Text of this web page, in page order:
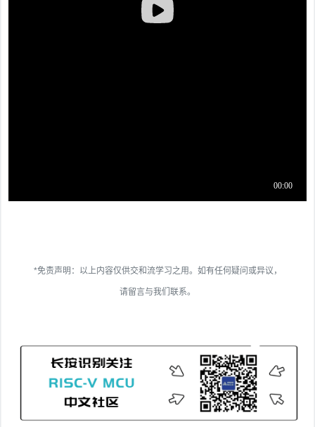
*免责声明：以上内容仅供交和流学习之用。如有任何疑问或异议，
请留言与我们联系。